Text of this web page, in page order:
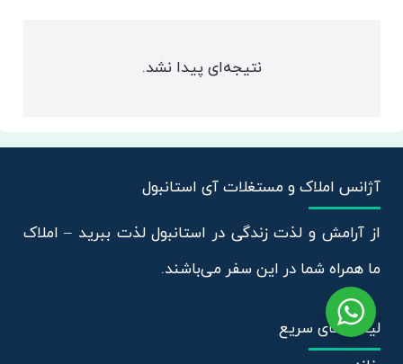
نتیجه‌ای پیدا نشد.
آژانس املاک و مستغلات آی استانبول
از آرامش و لذت زندگی در استانبول لذت ببرید – املاک
ما همراه شما در این سفر می‌باشند.
لینک های سریع